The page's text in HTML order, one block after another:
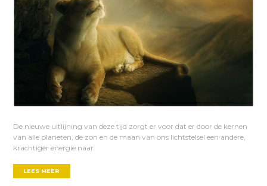
De nieuwe uitlijning van deze tijd zorgt er voor dat er door de kernen
van alle planeten, de zon en de maan van ons lichtstelsel een andere,
krachtiger energie naar
LEES MEER